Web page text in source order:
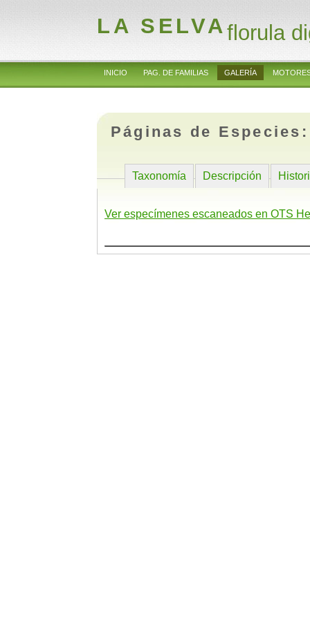
LA SELVAflorula
INICIO PAG. DE FAMILIAS GALERÍA
Páginas de
Taxonomía Descripción
Ver especímenes escaneados en OTS